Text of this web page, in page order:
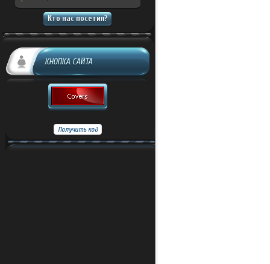
Кто нас посетил?
КНОПКА САЙТА